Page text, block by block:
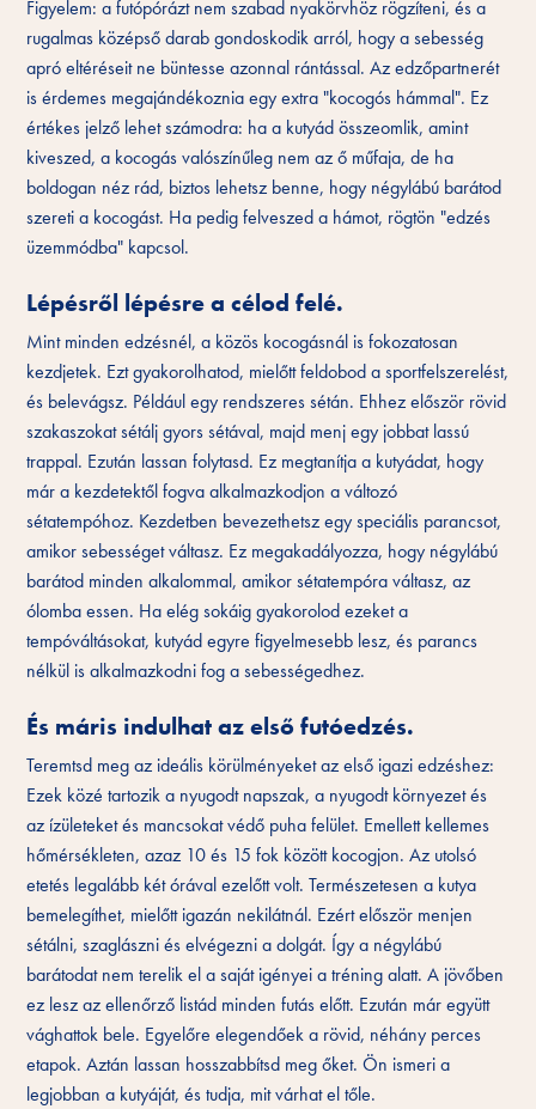
Figyelem: a futópórázt nem szabad nyakörvhöz rögzíteni, és a
rugalmas középső darab gondoskodik arról, hogy a sebesség
apró eltéréseit ne büntesse azonnal rántással. Az edzőpartnerét
is érdemes megajándékoznia egy extra "kocogós hámmal". Ez
értékes jelző lehet számodra: ha a kutyád összeomlik, amint
kiveszed, a kocogás valószínűleg nem az ő műfaja, de ha
boldogan néz rád, biztos lehetsz benne, hogy négylábú barátod
szereti a kocogást. Ha pedig felveszed a hámot, rögtön "edzés
üzemmódba" kapcsol.
Lépésről lépésre a célod felé.
Mint minden edzésnél, a közös kocogásnál is fokozatosan
kezdjetek. Ezt gyakorolhatod, mielőtt feldobod a sportfelszerelést,
és belevágsz. Például egy rendszeres sétán. Ehhez először rövid
szakaszokat sétálj gyors sétával, majd menj egy jobbat lassú
trappal. Ezután lassan folytasd. Ez megtanítja a kutyádat, hogy
már a kezdetektől fogva alkalmazkodjon a változó
sétatempóhoz. Kezdetben bevezethetsz egy speciális parancsot,
amikor sebességet váltasz. Ez megakadályozza, hogy négylábú
barátod minden alkalommal, amikor sétatempóra váltasz, az
ólomba essen. Ha elég sokáig gyakorolod ezeket a
tempóváltásokat, kutyád egyre figyelmesebb lesz, és parancs
nélkül is alkalmazkodni fog a sebességedhez.
És máris indulhat az első futóedzés.
Teremtsd meg az ideális körülményeket az első igazi edzéshez:
Ezek közé tartozik a nyugodt napszak, a nyugodt környezet és
az ízületeket és mancsokat védő puha felület. Emellett kellemes
hőmérsékleten, azaz 10 és 15 fok között kocogjon. Az utolsó
etetés legalább két órával ezelőtt volt. Természetesen a kutya
bemelegíthet, mielőtt igazán nekilátnál. Ezért először menjen
sétálni, szaglászni és elvégezni a dolgát. Így a négylábú
barátodat nem terelik el a saját igényei a tréning alatt. A jövőben
ez lesz az ellenőrző listád minden futás előtt. Ezután már együtt
vághattok bele. Egyelőre elegendőek a rövid, néhány perces
etapok. Aztán lassan hosszabbítsd meg őket. Ön ismeri a
legjobban a kutyáját, és tudja, mit várhat el tőle.